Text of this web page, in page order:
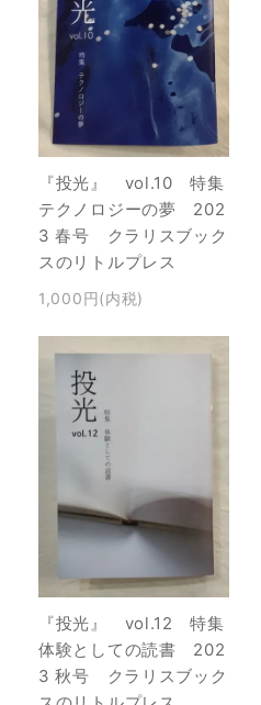
『投光』 vol.10 特集
テクノロジーの夢 202
3 春号 クラリスブック
スのリトルプレス
1,000円(内税)
『投光』 vol.12 特集
体験としての読書 202
3 秋号 クラリスブック